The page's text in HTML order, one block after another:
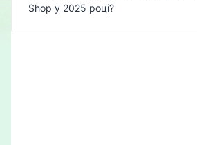
Shop у 2025 році?